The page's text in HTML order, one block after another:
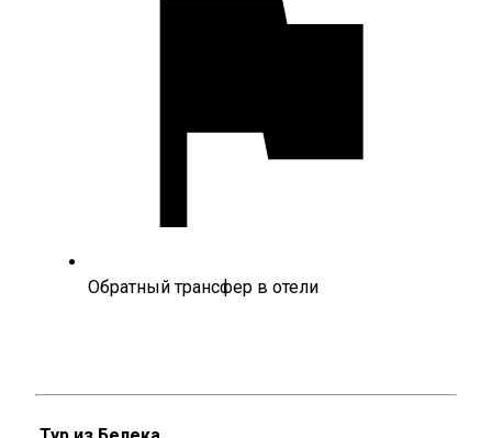
Обратный трансфер в отели